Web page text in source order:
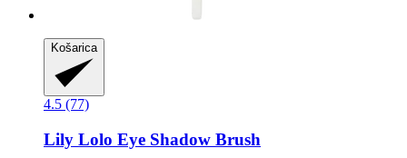
Košarica
4.5 (77)
Lily Lolo Eye Shadow Brush